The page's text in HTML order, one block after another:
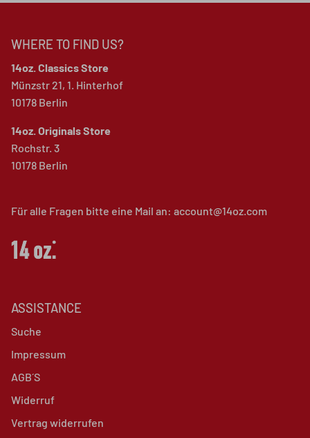
WHERE TO FIND US?
14oz. Classics Store
Münzstr 21, 1. Hinterhof
10178 Berlin
14oz. Originals Store
Rochstr. 3
10178 Berlin
Für alle Fragen bitte eine Mail an: account@14oz.com
ASSISTANCE
Suche
Impressum
AGB´S
Widerruf
Vertrag widerrufen